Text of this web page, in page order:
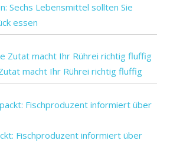
Sechs Lebensmittel sollten Sie
essen
macht Ihr Rührei richtig fluffig
Fischproduzent informiert über